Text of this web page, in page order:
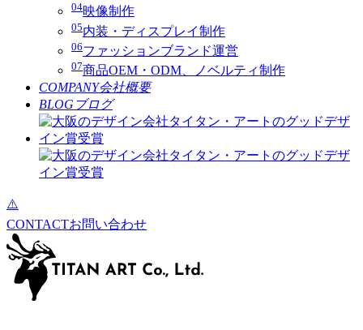
04映像制作
05内装・ディスプレイ制作
06ファッションブランド運営
07商品OEM・ODM、ノベルティ制作
COMPANY会社概要
BLOG ブログ
CONTACTお問い合わせ